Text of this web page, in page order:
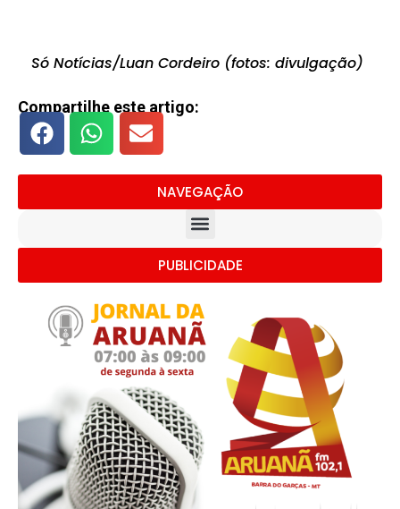
Só Notícias/Luan Cordeiro (fotos: divulgação)
Compartilhe este artigo:
NAVEGAÇÃO
PUBLICIDADE